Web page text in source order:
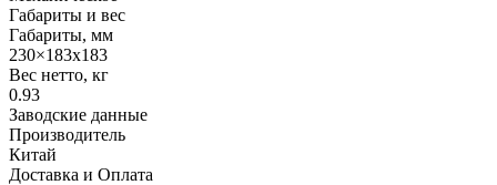
Габариты и вес
Габариты, мм
230×183х183
Вес нетто, кг
0.93
Заводские данные
Производитель
Китай
Доставка и Оплата